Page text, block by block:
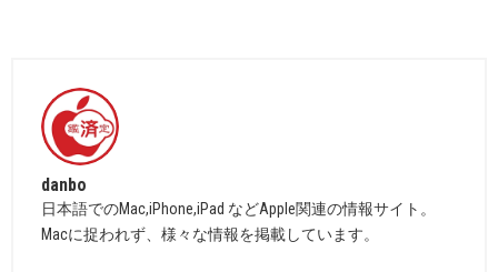
danbo
日本語でのMac,iPhone,iPad などApple関連の情報サイト。
Macに捉われず、様々な情報を掲載しています。